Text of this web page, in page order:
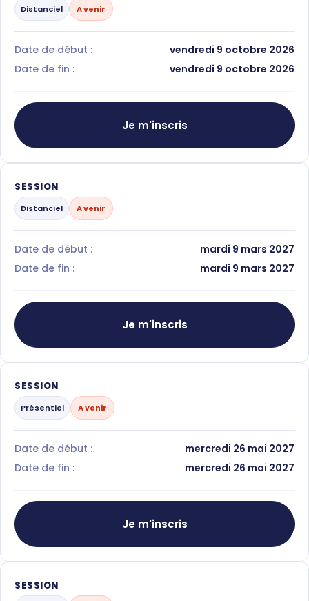
Distanciel A venir
Date de début :
vendredi 9 octobre 2026
Date de fin :
vendredi 9 octobre 2026
Je m'inscris
SESSION
Distanciel A venir
Date de début :
mardi 9 mars 2027
Date de fin :
mardi 9 mars 2027
Je m'inscris
SESSION
Présentiel A venir
Date de début :
mercredi 26 mai 2027
Date de fin :
mercredi 26 mai 2027
Je m'inscris
SESSION